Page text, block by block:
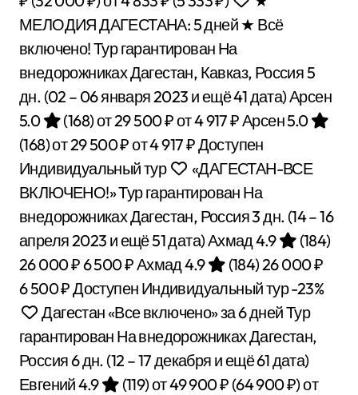
МЕЛОДИЯ ДАГЕСТАНА: 5 дней ★ Всё
включено! Тур гарантирован На
внедорожниках Дагестан, Кавказ, Россия5
дн. (02 – 06 января 2023 и ещё 41 дата)Арсен
5.0
(168)от 29 500 ₽от 4 917 ₽Арсен 5.0
(168)от 29 500 ₽от 4 917 ₽Доступен
Индивидуальный тур
«ДАГЕСТАН-ВСЕ
ВКЛЮЧЕНО!» Тур гарантирован На
внедорожниках Дагестан, Россия3 дн. (14 – 16
апреля 2023 и ещё 51 дата)Ахмад 4.9
(184)
26 000 ₽6 500 ₽Ахмад 4.9 (184)26 000 ₽
6 500 ₽Доступен Индивидуальный тур-23%
Дагестан «Все включено» за 6 дней Тур
гарантирован На внедорожниках Дагестан,
Россия6 дн. (12 – 17 декабря и ещё 61 дата)
Евгений 4.9
(119)от 49 900 ₽ (64 900 ₽)от